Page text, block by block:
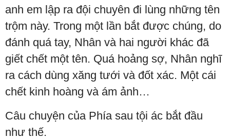
anh em lập ra đội chuyên đi lùng những tên
trộm này. Trong một lần bắt được chúng, do
đánh quá tay, Nhân và hai người khác đã
giết chết một tên. Quá hoảng sợ, Nhân nghĩ
ra cách dùng xăng tưới và đốt xác. Một cái
chết kinh hoàng và ám ảnh…
Câu chuyện của Phía sau tội ác bắt đầu
như thế.